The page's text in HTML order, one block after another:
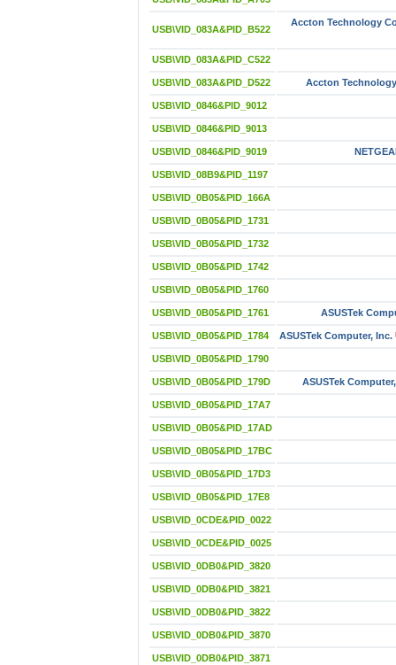
USB\VID_083A&PID_B522
Accton Technology
USB\VID_083A&PID_C522
USB\VID_083A&PID_D522 Accton
USB\VID_0846&PID_9012
USB\VID_0846&PID_9013
USB\VID_0846&PID_9019
USB\VID_08B9&PID_1197
USB\VID_0B05&PID_166A
USB\VID_0B05&PID_1731
USB\VID_0B05&PID_1732
USB\VID_0B05&PID_1742
USB\VID_0B05&PID_1760
USB\VID_0B05&PID_1761 ASUSTek
USB\VID_0B05&PID_1784 ASUSTek Computer, Inc.
USB\VID_0B05&PID_1790
USB\VID_0B05&PID_179D ASUSTek
USB\VID_0B05&PID_17A7
USB\VID_0B05&PID_17AD
USB\VID_0B05&PID_17BC
USB\VID_0B05&PID_17D3
USB\VID_0B05&PID_17E8
USB\VID_0CDE&PID_0022
USB\VID_0CDE&PID_0025
USB\VID_0DB0&PID_3820
USB\VID_0DB0&PID_3821
USB\VID_0DB0&PID_3822
USB\VID_0DB0&PID_3870
USB\VID_0DB0&PID_3871